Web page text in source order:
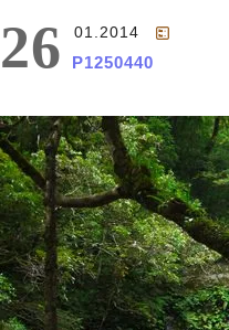
26 01.2014
P1250440